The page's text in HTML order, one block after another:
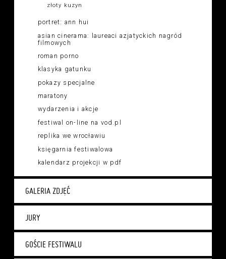
złoty kuzyn
portret: ann hui
asian cinerama: laureaci azjatyckich nagród
filmowych
roman porno
klasyka gatunku
pokazy specjalne
maratony
wydarzenia i akcje
festiwal on-line na vod.pl
replika we wrocławiu
księgarnia festiwalowa
kalendarz projekcji w pdf
GALERIA ZDJĘĆ
JURY
GOŚCIE FESTIWALU